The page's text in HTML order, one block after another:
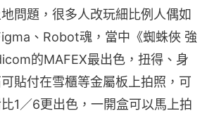
問題，很多人改玩細比例人偶如
、Robot魂，當中《蜘蛛俠 強
的MAFEX最出色，扭得、身
貼付在雪櫃等金屬板上拍照，可
1／6更出色，一開盒可以馬上拍